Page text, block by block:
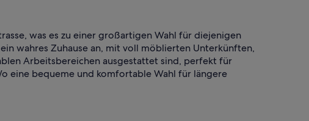
was es zu einer großartigen Wahl für diejenigen
wahres Zuhause an, mit voll möblierten Unterkünften,
Arbeitsbereichen ausgestattet sind, perfekt für
eine bequeme und komfortable Wahl für längere